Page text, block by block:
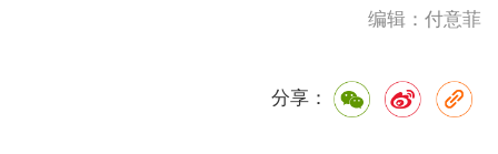
编辑：付意菲
分享：